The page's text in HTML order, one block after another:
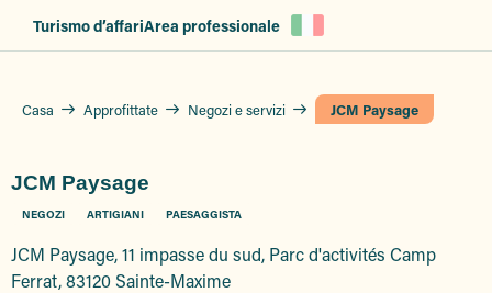
Turismo d’affariArea professionale
Casa Approfittate Negozi e servizi JCM Paysage
JCM Paysage
NEGOZI ARTIGIANI PAESAGGISTA
JCM Paysage, 11 impasse du sud, Parc d'activités Camp
Ferrat, 83120 Sainte-Maxime